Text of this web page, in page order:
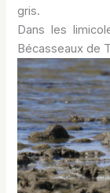
gris.
Dans les
Bécasseaux de